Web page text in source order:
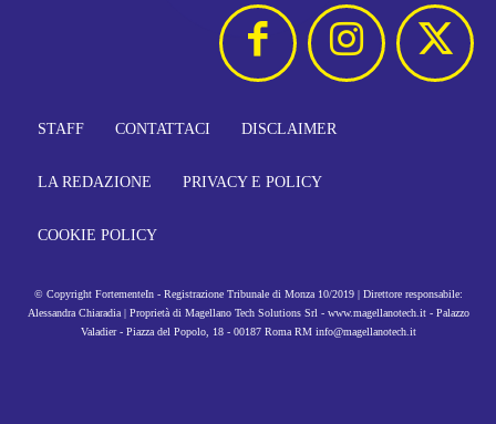
STAFF CONTATTACI DISCLAIMER
LA REDAZIONE PRIVACY E POLICY
COOKIE POLICY
© Copyright FortementeIn - Registrazione Tribunale di Monza 10/2019 | Direttore responsabile:
Alessandra Chiaradia | Proprietà di Magellano Tech Solutions Srl - www.magellanotech.it - Palazzo
Valadier - Piazza del Popolo, 18 - 00187 Roma RM info@magellanotech.it